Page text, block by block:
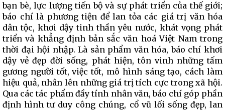
bạn bè, lực lượng tiến bộ và sự phát triển của thế giới;
báo chí là phương tiện để lan tỏa các giá trị văn hóa
dân tộc, khơi dậy tinh thần yêu nước, khát vọng phát
triển và khẳng định bản sắc văn hoá Việt Nam trong
thời đại hội nhập. Là sản phẩm văn hóa, báo chí khơi
dậy vẻ đẹp đời sống, phát hiện, tôn vinh những tấm
gương người tốt, việc tốt, mô hình sáng tạo, cách làm
hiệu quả, nhân lên những giá trị tích cực trong xã hội.
Qua các tác phẩm đầy tính nhân văn, báo chí góp phần
định hình tư duy công chúng, cổ vũ lối sống đẹp, lan